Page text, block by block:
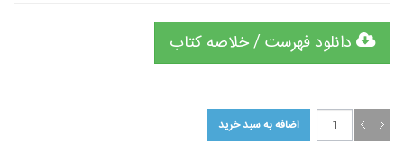
دانلود فهرست / خلاصه کتاب